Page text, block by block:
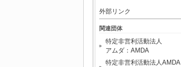
外部リンク
関連団体
特定非営利活動法人
アムダ：AMDA
特定非営利活動法人AMDA